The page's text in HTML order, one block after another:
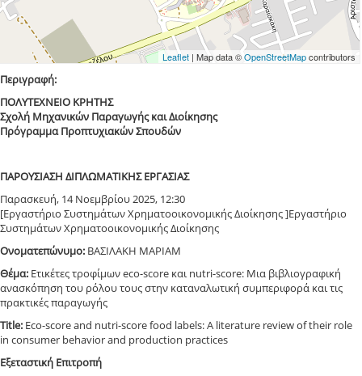
Leaflet| Map data ©OpenStreetMapcontributors
Περιγραφή:
ΠΟΛΥΤΕΧΝΕΙΟ ΚΡΗΤΗΣ
Σχολή Μηχανικών Παραγωγής και Διοίκησης
Πρόγραμμα Προπτυχιακών Σπουδών
ΠΑΡΟΥΣΙΑΣΗ ΔΙΠΛΩΜΑΤΙΚΗΣ ΕΡΓΑΣΙΑΣ
Παρασκευή, 14 Νοεμβρίου 2025, 12:30
[Εργαστήριο Συστημάτων Χρηματοοικονομικής Διοίκησης ]Εργαστήριο
Συστημάτων Χρηματοοικονομικής Διοίκησης
Ονοματεπώνυμο: ΒΑΣΙΛΑΚΗ ΜΑΡΙΑΜ
Θέμα: Ετικέτες τροφίμων eco-score και nutri-score: Μια βιβλιογραφική
ανασκόπηση του ρόλου τους στην καταναλωτική συμπεριφορά και τις
πρακτικές παραγωγής
Title: Eco-score and nutri-score food labels: A literature review of their role
in consumer behavior and production practices
Εξεταστική Επιτροπή